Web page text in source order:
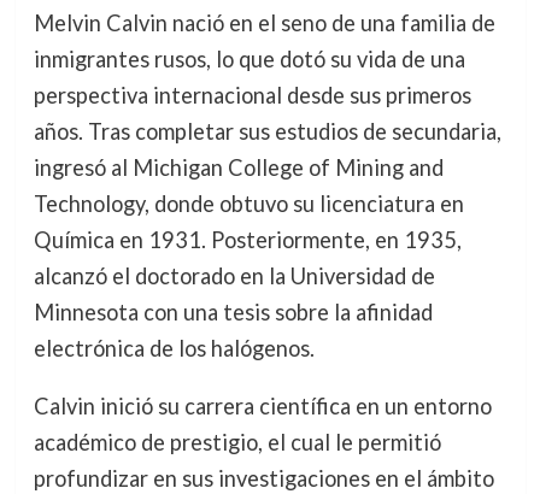
Melvin Calvin nació en el seno de una familia de
inmigrantes rusos, lo que dotó su vida de una
perspectiva internacional desde sus primeros
años. Tras completar sus estudios de secundaria,
ingresó al Michigan College of Mining and
Technology, donde obtuvo su licenciatura en
Química en 1931. Posteriormente, en 1935,
alcanzó el doctorado en la Universidad de
Minnesota con una tesis sobre la afinidad
electrónica de los halógenos.
Calvin inició su carrera científica en un entorno
académico de prestigio, el cual le permitió
profundizar en sus investigaciones en el ámbito